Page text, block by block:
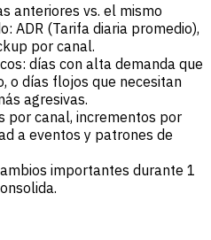
anteriores vs. el mismo
ADR (Tarifa diaria promedio),
por canal.
días con alta demanda que
o días flojos que necesitan
agresivas.
por canal, incrementos por
a eventos y patrones de
importantes durante 1